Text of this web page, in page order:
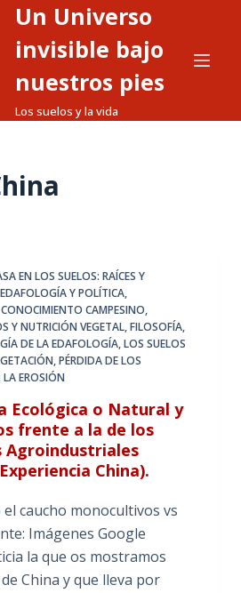
Un Universo
invisible bajo
nuestros pies
Los suelos y la vida
EN LOS SUELOS: RAÍCES Y
EDAFOLOGÍA Y POLÍTICA,
CAMPESINO,
Y NUTRICIÓN VEGETAL,FILOSOFÍA,
DE LA EDAFOLOGÍA,LOS SUELOS
,PÉRDIDA DE LOS
LA EROSIÓN
Ecológica o Natural y
frente a la de los
Agroindustriales
China).
caucho monocultivos vs
Imágenes Google
la que os mostramos
China y que lleva por